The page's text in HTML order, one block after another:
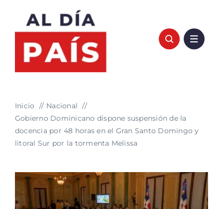
contenido
Inicio
Nacional
Gobierno Dominicano dispone suspensión de la
docencia por 48 horas en el Gran Santo Domingo y
litoral Sur por la tormenta Melissa